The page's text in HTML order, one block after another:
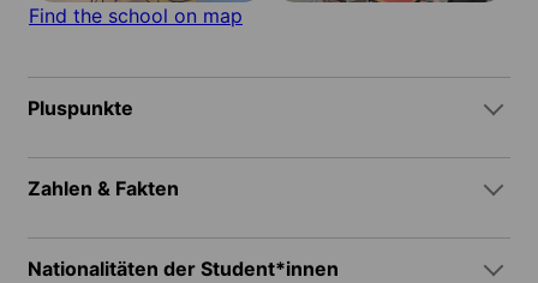
Find the school on map
Pluspunkte
Zahlen & Fakten
Nationalitäten der Student*innen